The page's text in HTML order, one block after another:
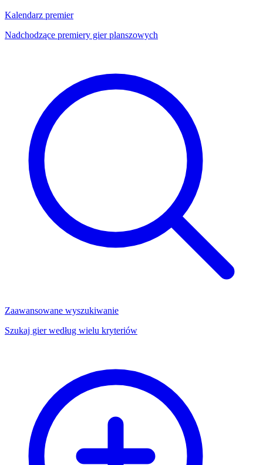
Kalendarz premier
Nadchodzące premiery gier planszowych
Zaawansowane wyszukiwanie
Szukaj gier według wielu kryteriów